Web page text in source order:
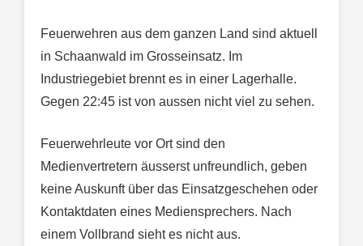
Feuerwehren aus dem ganzen Land sind aktuell
in Schaanwald im Grosseinsatz. Im
Industriegebiet brennt es in einer Lagerhalle.
Gegen 22:45 ist von aussen nicht viel zu sehen.
Feuerwehrleute vor Ort sind den
Medienvertretern äusserst unfreundlich, geben
keine Auskunft über das Einsatzgeschehen oder
Kontaktdaten eines Mediensprechers. Nach
einem Vollbrand sieht es nicht aus.